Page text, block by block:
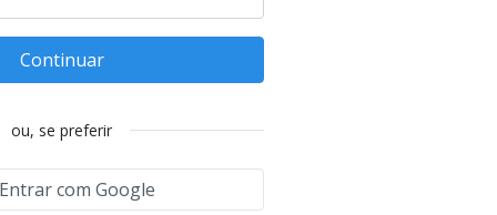
Continuar
ou, se preferir
com Google